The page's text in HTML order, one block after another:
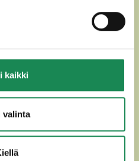
kaikki
valinta